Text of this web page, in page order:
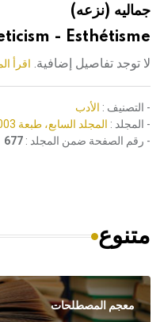
هيئة الموسوعةجماليه (نزعه)
- Esthétisme
لا توجد تفاصيل إضافية. اقرأ
- التصنيف : الأدب
- المجلد : المجلد السابع، طبعة 2003، دمشق
- رقم الصفحة ضمن المجلد : 677
متنوع
معجم المصطلحات